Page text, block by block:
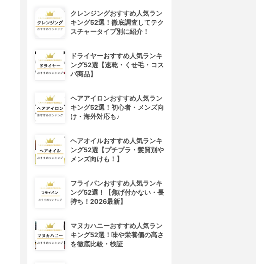
クレンジングおすすめ人気ラン
キング52選！徹底調査してテク
スチャータイプ別に紹介！
ドライヤーおすすめ人気ランキ
ング52選【速乾・くせ毛・コス
パ商品】
ヘアアイロンおすすめ人気ラン
キング52選！初心者・メンズ向
け・海外対応も♪
ヘアオイルおすすめ人気ランキ
ング52選【プチプラ・髪質別や
メンズ向けも！】
フライパンおすすめ人気ランキ
ング52選！【焦げ付かない・長
持ち！2026最新】
マヌカハニーおすすめ人気ラン
キング52選！味や栄養価の高さ
を徹底比較・検証